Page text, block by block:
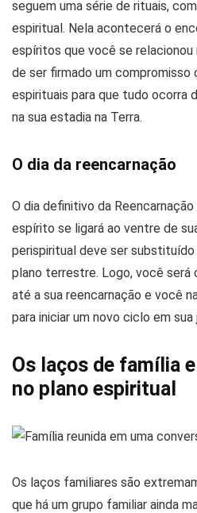
seguem uma série de rituais,
espiritual. Nela acontecerá o
espíritos que você se relacionou
de ser firmado um compromisso
espirituais para que tudo ocorra
na sua estadia na Terra.
O dia da reencarnação
O dia definitivo da
espírito se ligará ao ventre de
perispiritual deve ser
plano terrestre. Logo, você será
até a sua reencarnação e você
para iniciar um novo ciclo em sua
Os laços de família
no plano espiritual
Os laços familiares são
que há um grupo familiar ainda